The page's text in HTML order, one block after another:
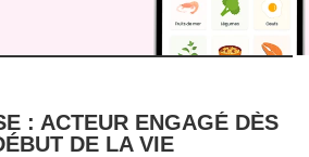
: ACTEUR ENGAGÉ DÈS
DE LA VIE